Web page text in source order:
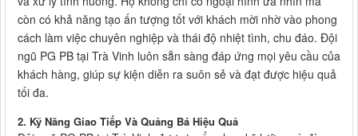
còn có khả năng tạo ấn tượng tốt với khách mời nhờ vào phong
cách làm việc chuyên nghiệp và thái độ nhiệt tình, chu đáo. Đội
ngũ PG PB tại Trà Vinh luôn sẵn sàng đáp ứng mọi yêu cầu của
khách hàng, giúp sự kiện diễn ra suôn sẻ và đạt được hiệu quả
tối đa.
2. Kỹ Năng Giao Tiếp Và Quảng Bá Hiệu Quả